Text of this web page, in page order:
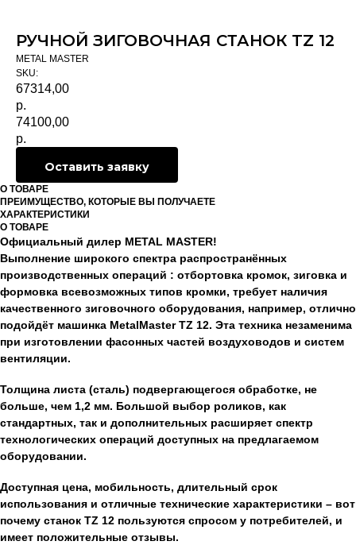
РУЧНОЙ ЗИГОВОЧНАЯ СТАНОК TZ 12
METAL MASTER
SKU:
67314,00
р.
74100,00
р.
Оставить заявку
О ТОВАРЕ
ПРЕИМУЩЕСТВО, КОТОРЫЕ ВЫ ПОЛУЧАЕТЕ
ХАРАКТЕРИСТИКИ
О ТОВАРЕ
Официальный дилер METAL MASTER!
Выполнение широкого спектра распространённых
производственных операций : отбортовка кромок, зиговка и
формовка всевозможных типов кромки, требует наличия
качественного зиговочного оборудования, например, отлично
подойдёт машинка MetalMaster TZ 12. Эта техника незаменима
при изготовлении фасонных частей воздуховодов и систем
вентиляции.
Толщина листа (сталь) подвергающегося обработке, не
больше, чем 1,2 мм. Большой выбор роликов, как
стандартных, так и дополнительных расширяет спектр
технологических операций доступных на предлагаемом
оборудовании.
Доступная цена, мобильность, длительный срок
использования и отличные технические характеристики – вот
почему станок TZ 12 пользуются спросом у потребителей, и
имеет положительные отзывы.